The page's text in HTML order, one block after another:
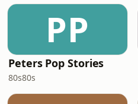
PP
Peters Pop Stories
80s80s